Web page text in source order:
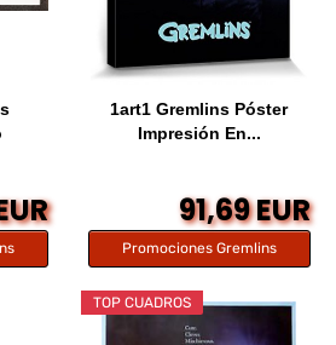
1art1 Gremlins Póster
Impresión En...
91,69 EUR
Promociones Gremlins
TOP CUADROS